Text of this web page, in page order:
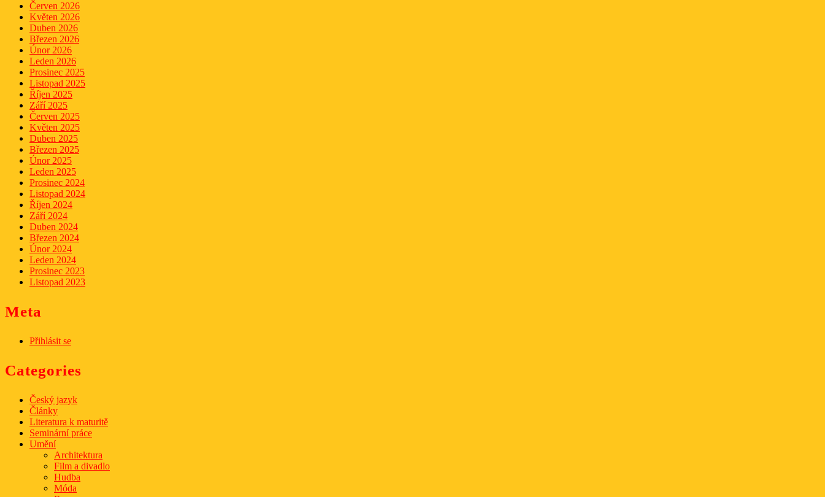
Červen 2026
Květen 2026
Duben 2026
Březen 2026
Únor 2026
Leden 2026
Prosinec 2025
Listopad 2025
Říjen 2025
Září 2025
Červen 2025
Květen 2025
Duben 2025
Březen 2025
Únor 2025
Leden 2025
Prosinec 2024
Listopad 2024
Říjen 2024
Září 2024
Duben 2024
Březen 2024
Únor 2024
Leden 2024
Prosinec 2023
Listopad 2023
Meta
Přihlásit se
Categories
Český jazyk
Články
Literatura k maturitě
Seminární práce
Umění
Architektura
Film a divadlo
Hudba
Móda